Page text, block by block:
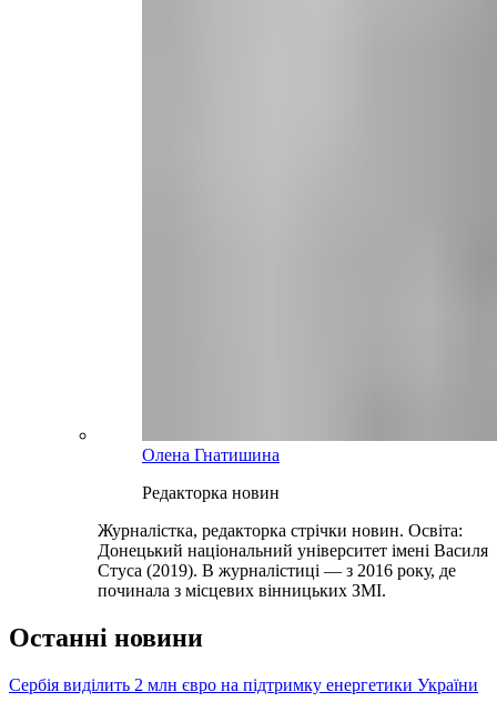
Олена Гнатишина
Редакторка новин
Журналістка, редакторка стрічки новин. Освіта:
Донецький національний університет імені Василя
Стуса (2019). В журналістиці — з 2016 року, де
починала з місцевих вінницьких ЗМІ.
Останні новини
Сербія виділить 2 млн євро на підтримку енергетики України